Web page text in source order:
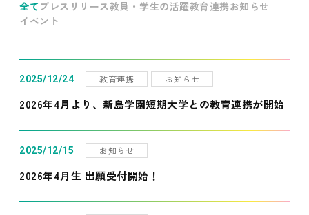
全て プレスリリース教員・学生の活躍教育連携お知らせ
イベント
2025/12/24 教育連携 お知らせ
2026年4月より、新島学園短期大学との教育連携が開始
2025/12/15 お知らせ
2026年4月生 出願受付開始！